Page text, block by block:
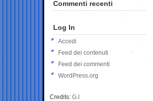
Commenti recenti
Log In
Accedi
Feed dei contenuti
Feed dei commenti
WordPress.org
Credits: G.I